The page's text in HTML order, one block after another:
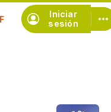
Iniciar
sesión